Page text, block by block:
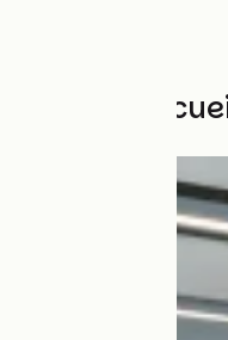
Andere